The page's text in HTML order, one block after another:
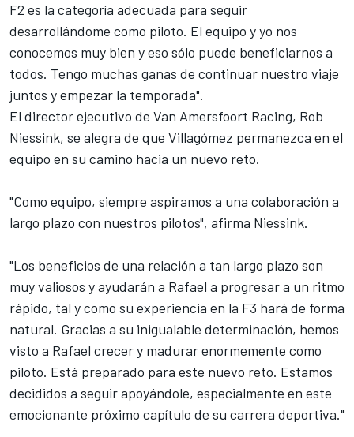
F2 es la categoría adecuada para seguir
desarrollándome como piloto. El equipo y yo nos
conocemos muy bien y eso sólo puede beneficiarnos a
todos. Tengo muchas ganas de continuar nuestro viaje
juntos y empezar la temporada".
El director ejecutivo de Van Amersfoort Racing, Rob
Niessink, se alegra de que Villagómez permanezca en el
equipo en su camino hacia un nuevo reto.
"Como equipo, siempre aspiramos a una colaboración a
largo plazo con nuestros pilotos", afirma Niessink.
"Los beneficios de una relación a tan largo plazo son
muy valiosos y ayudarán a Rafael a progresar a un ritmo
rápido, tal y como su experiencia en la F3 hará de forma
natural. Gracias a su inigualable determinación, hemos
visto a Rafael crecer y madurar enormemente como
piloto. Está preparado para este nuevo reto. Estamos
decididos a seguir apoyándole, especialmente en este
emocionante próximo capítulo de su carrera deportiva."